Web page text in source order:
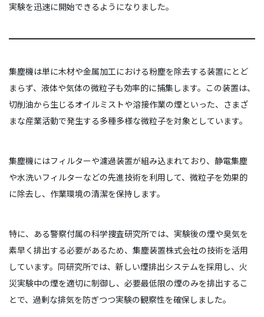
実験を迅速に開始できるようになりました。
集塵機は単に木材や金属加工における粉塵を除去する装置にとど
まらず、液体や気体の微粒子も効率的に捕集します。この装置は、
切削油から生じるオイルミストや溶接作業の煙といった、さまざ
まな産業活動で発生する多種多様な微粒子を対象としています。
集塵機にはフィルターや濾過装置が組み込まれており、静電集塵
や水洗いフィルターなどの先進技術を利用して、微粒子を効果的
に除去し、作業環境の清潔を保持します。
特に、ある警察付属の科学捜査研究所では、実験後の煙や臭気を
素早く排出する必要があるため、集塵装置株式会社の技術を活用
しています。同研究所では、新しい煙排出システムを採用し、火
災実験中の煙を適切に制御し、必要最低限の煙のみを排出するこ
とで、過剰な排気を防ぎつつ実験の観察性を確保しました。